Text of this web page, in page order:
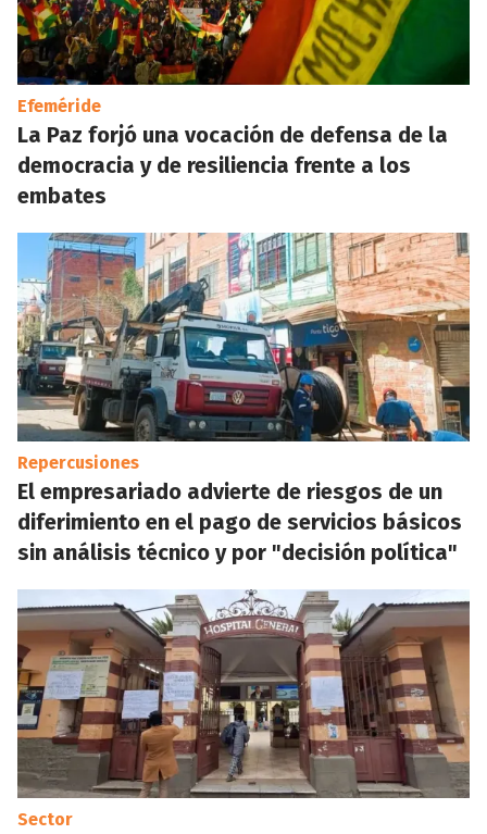
Efeméride
La Paz forjó una vocación de defensa de la
democracia y de resiliencia frente a los
embates
Repercusiones
El empresariado advierte de riesgos de un
diferimiento en el pago de servicios básicos
sin análisis técnico y por "decisión política"
Sector